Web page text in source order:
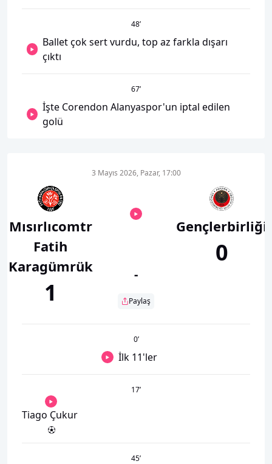
48’
Ballet çok sert vurdu, top az farkla dışarı
çıktı
67’
İşte Corendon Alanyaspor'un iptal edilen
golü
Mısırlıcomtr
Fatih
Karagümrük
1
3 Mayıs 2026, Pazar, 17:00
-
Paylaş
Gençlerbirliği
0
0’
İlk 11'ler
17’
Tiago Çukur
45’